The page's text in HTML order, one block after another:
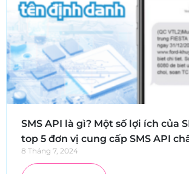
SMS API là gì? Một số lợi ích của
top 5 đơn vị cung cấp SMS API
8 Tháng 7, 2024